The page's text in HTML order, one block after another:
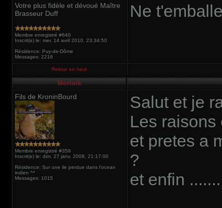
Votre plus fidèle et dévoué Maître
Brasseur Duff
Membre enregistré #640
Inscrit(e) le: mer. 14 avril 2010, 23:34:50
Résidence: Puy-de-Dôme
Messages: 2216
Ne
Retour en haut
Morlork
Fils de KroninBourd
Membre enregistré #359
Inscrit(e) le: dim. 27 janv. 2008, 21:17:00
Résidence: Sur une ile perdue dans l'ocean
indien ^^
Messages: 1015
Salut et je
Les
et pretes a
?
et enfin